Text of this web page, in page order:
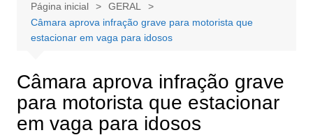
Página inicial
GERAL
Câmara aprova infração grave para motorista que
estacionar em vaga para idosos
Câmara aprova infração grave
para motorista que estacionar
em vaga para idosos